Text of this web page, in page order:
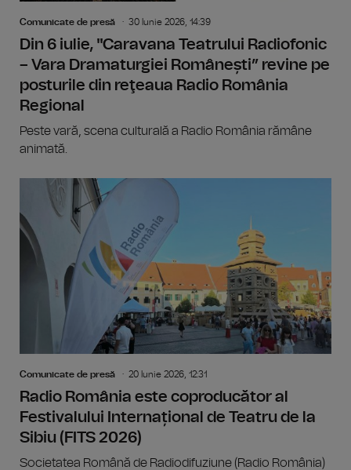
Comunicate de presă 30 Iunie 2026, 14:39
Din 6 iulie, "Caravana Teatrului Radiofonic
– Vara Dramaturgiei Românești” revine pe
posturile din reţeaua Radio România
Regional
Peste vară, scena culturală a Radio România rămâne
animată.
Comunicate de presă 20 Iunie 2026, 12:31
Radio România este coproducător al
Festivalului Internațional de Teatru de la
Sibiu (FITS 2026)
Societatea Română de Radiodifuziune (Radio România)